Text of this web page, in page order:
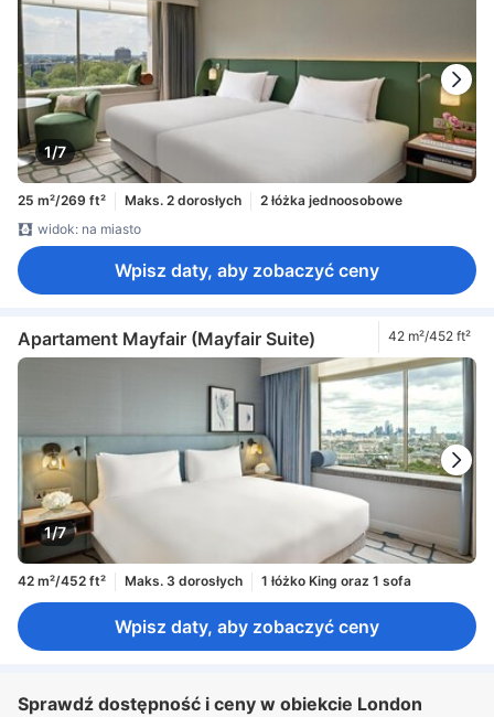
1/7
25 m²/269 ft² Maks. 2 dorosłych
2 łóżka jednoosobowe
widok: na miasto
Wpisz daty, aby zobaczyć ceny
Apartament Mayfair (Mayfair Suite) 42 m²/452 ft²
1/7
42 m²/452 ft² Maks. 3 dorosłych 1 łóżko King oraz 1 sofa
Wpisz daty, aby zobaczyć ceny
Sprawdź dostępność i ceny w obiekcie London